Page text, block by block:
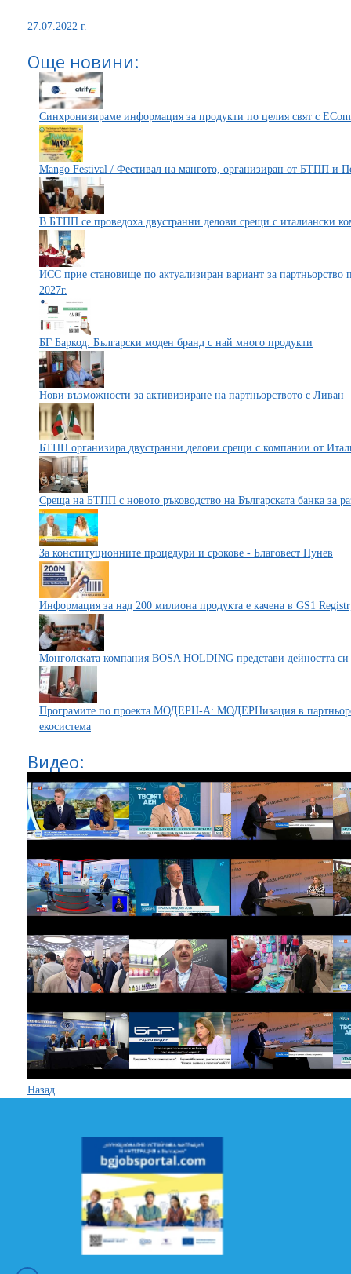
27.07.2022 г.
Още новини:
Синхронизираме информация за продукти по целия свят с
Mango Festival / Фестивал на мангото, организиран от БТПП и
В БТПП се проведоха двустранни делови срещи с италиански
ИСС прие становище по актуализиран вариант за партньорство
2027г.
БГ Баркод: Български моден бранд с най много продукти
Нови възможности за активизиране на партньорството с Ливан
БТПП организира двустранни делови срещи с компании от
Среща на БТПП с новото ръководство на Българската банка за
За конституционните процедури и срокове - Благовест Пунев
Информация за над 200 милиона продукта е качена в GS1
Монголската компания BOSA HOLDING представи дейността
Програмите по проекта МОДЕРН-А: МОДЕРНизация в
екосистема
Видео:
Назад